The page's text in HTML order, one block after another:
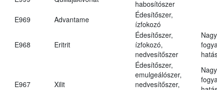
habosítószer
E969
Advantame
Édesítőszer,
ízfokozó
E968 Eritrit
Édesítőszer,
ízfokozó,
nedvesítőszer
E967 Xilit
Édesítőszer,
emulgeálószer,
nedvesítőszer,